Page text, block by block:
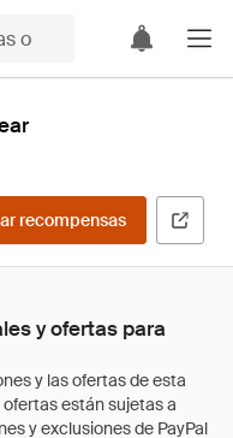
recompensas
y ofertas para